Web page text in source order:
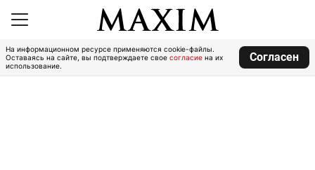
На информационном ресурсе применяются cookie-файлы.
Оставаясь на сайте, вы подтверждаете свое согласие на их
использование.
Согласен